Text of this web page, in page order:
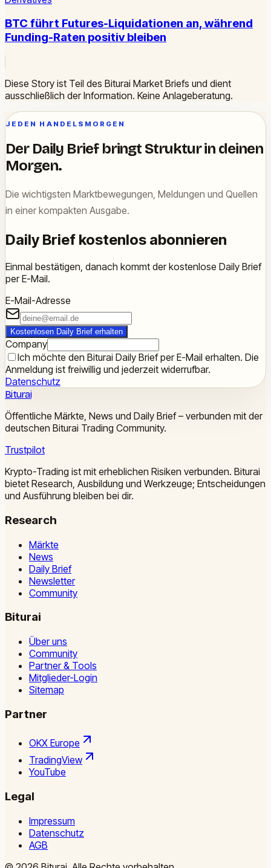
BTC führt Futures-Liquidationen an, während
Funding-Raten positiv bleiben
Diese Story ist Teil des Biturai Market Briefs und dient
ausschließlich der Information. Keine Anlageberatung.
JEDEN HANDELSMORGEN
Der Daily Brief bringt Struktur in deinen
Morgen.
Die wichtigsten Marktbewegungen, Meldungen und Quellen
in einer kompakten Ausgabe.
Daily Brief kostenlos abonnieren
Einmal bestätigen, danach kommt der kostenlose Daily Brief
per E-Mail.
E-Mail-Adresse
Kostenlosen Daily Brief erhalten
Company
Ich möchte den Biturai Daily Brief per E-Mail erhalten. Die
Anmeldung ist freiwillig und jederzeit widerrufbar.
Datenschutz
Biturai
Öffentliche Märkte, News und Daily Brief – verbunden mit der
deutschen Biturai Trading Community.
Trustpilot
Krypto-Trading ist mit erheblichen Risiken verbunden. Biturai
bietet Research, Ausbildung und Werkzeuge; Entscheidungen
und Ausführung bleiben bei dir.
Research
Märkte
News
Daily Brief
Newsletter
Community
Biturai
Über uns
Community
Partner & Tools
Mitglieder-Login
Sitemap
Partner
OKX Europe
TradingView
YouTube
Legal
Impressum
Datenschutz
AGB